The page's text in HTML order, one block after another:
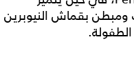
ومبطن بقماش النيوبرين